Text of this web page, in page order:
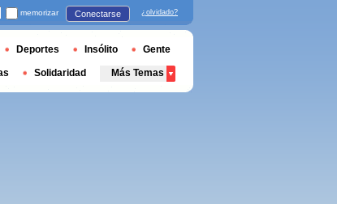
memorizar Conectarse ¿olvidado?
Deportes Insólito Gente
Solidaridad Más Temas